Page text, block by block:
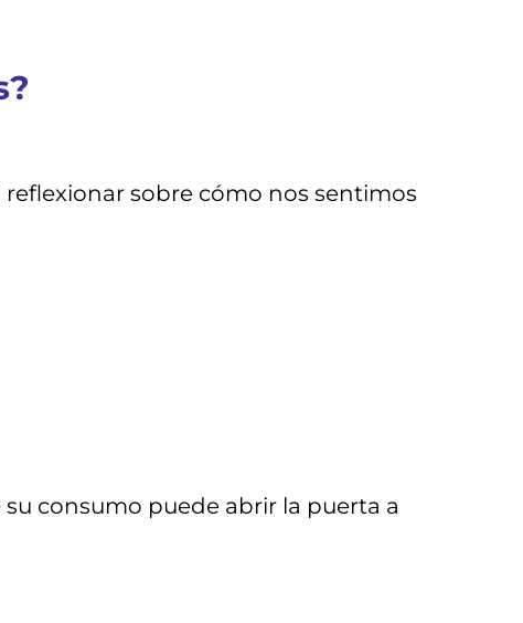
sobre cómo nos sentimos
consumo puede abrir la puerta a